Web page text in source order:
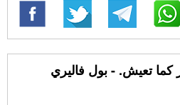
تعيش. - بول فاليري